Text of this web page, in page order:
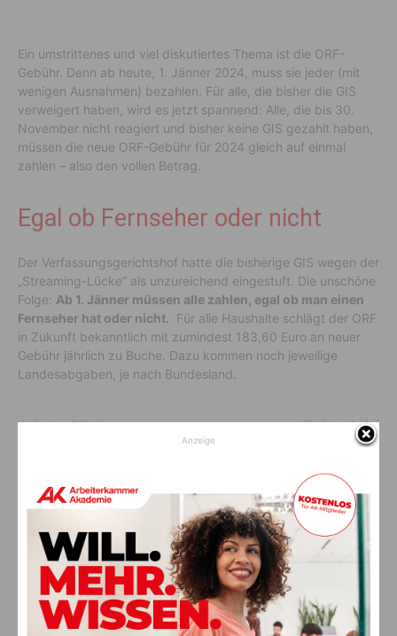
Ein umstrittenes und viel diskutiertes Thema ist die ORF-
Gebühr. Denn ab heute, 1. Jänner 2024, muss sie jeder (mit
wenigen Ausnahmen) bezahlen. Für alle, die bisher die GIS
verweigert haben, wird es jetzt spannend: Alle, die bis 30.
November nicht reagiert und bisher keine GIS gezahlt haben,
müssen die neue ORF-Gebühr für 2024 gleich auf einmal
zahlen – also den vollen Betrag.
Egal ob Fernseher oder nicht
Der Verfassungsgerichtshof hatte die bisherige GIS wegen der
„Streaming-Lücke“ als unzureichend eingestuft. Die unschöne
Folge: Ab 1. Jänner müssen alle zahlen, egal ob man einen
Fernseher hat oder nicht. Für alle Haushalte schlägt der ORF
in Zukunft bekanntlich mit zumindest 183,60 Euro an neuer
Gebühr jährlich zu Buche. Dazu kommen noch jeweilige
Landesabgaben, je nach Bundesland.
Vorheriger Artikel Nächster Artikel
Endlich Daheim
AKTUELLES
Ein langes Leben ging zu Ende: Anna
Stulier im 106. Lebensjahr verstorben
Aktuell 8. August 2026
Anzeige